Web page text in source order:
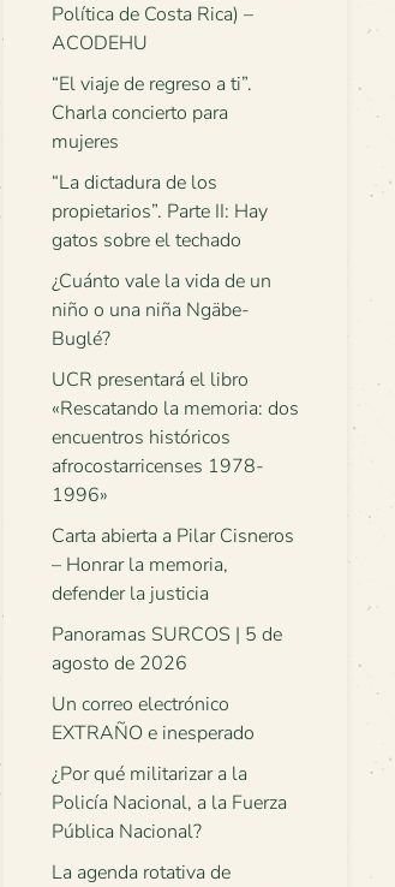
Política de Costa Rica) –
ACODEHU
“El viaje de regreso a ti”.
Charla concierto para
mujeres
“La dictadura de los
propietarios”. Parte II: Hay
gatos sobre el techado
¿Cuánto vale la vida de un
niño o una niña Ngäbe-
Buglé?
UCR presentará el libro
«Rescatando la memoria: dos
encuentros históricos
afrocostarricenses 1978-
1996»
Carta abierta a Pilar Cisneros
– Honrar la memoria,
defender la justicia
Panoramas SURCOS | 5 de
agosto de 2026
Un correo electrónico
EXTRAÑO e inesperado
¿Por qué militarizar a la
Policía Nacional, a la Fuerza
Pública Nacional?
La agenda rotativa de